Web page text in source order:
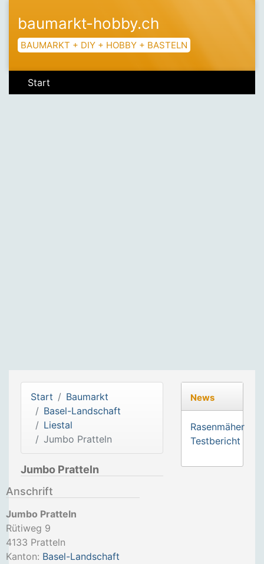
baumarkt-hobby.ch
BAUMARKT + DIY + HOBBY + BASTELN
Start
Start
Baumarkt
Basel-Landschaft
Liestal
Jumbo Pratteln
Jumbo Pratteln
Anschrift
Jumbo Pratteln
Rütiweg 9
4133 Pratteln
Kanton: Basel-Landschaft
News
Rasenmäher
Testbericht